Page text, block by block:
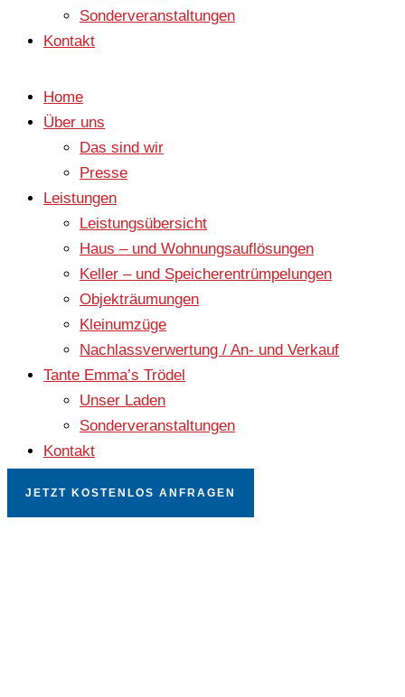
Sonderveranstaltungen
Kontakt
Home
Über uns
Das sind wir
Presse
Leistungen
Leistungsübersicht
Haus – und Wohnungsauflösungen
Keller – und Speicherentrümpelungen
Objekträumungen
Kleinumzüge
Nachlassverwertung / An- und Verkauf
Tante Emma’s Trödel
Unser Laden
Sonderveranstaltungen
Kontakt
JETZT KOSTENLOS ANFRAGEN